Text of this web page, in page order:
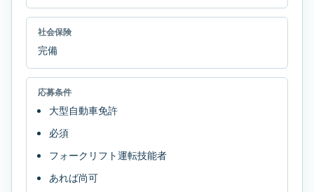
社会保険
完備
応募条件
大型自動車免許
必須
フォークリフト運転技能者
あれば尚可